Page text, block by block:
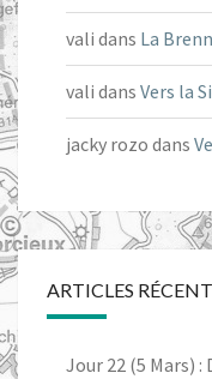
vali dans La
vali dans Vers la
jacky rozo dans
ARTICLES
Jour 22 (5 Mars) :